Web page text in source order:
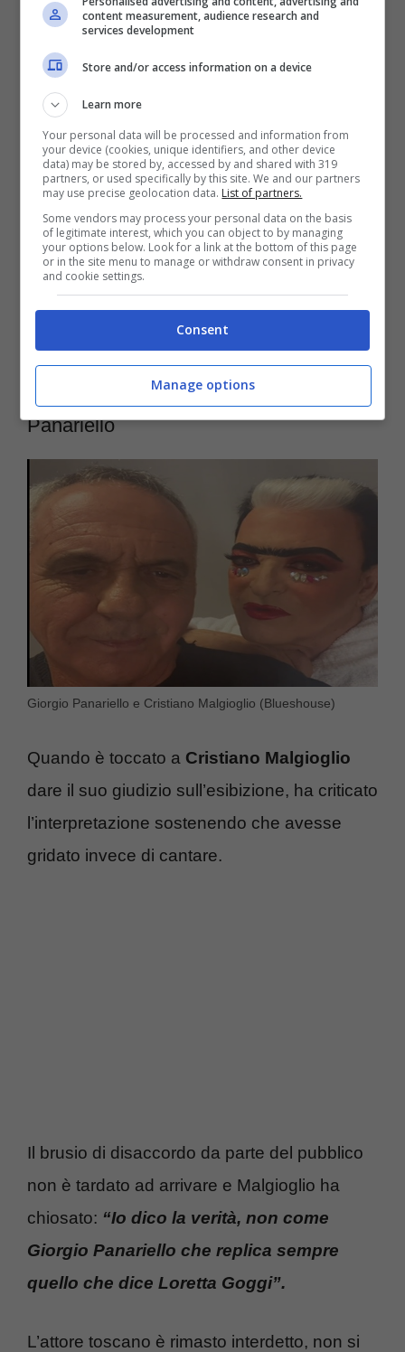
Sono arrivati i complimenti di
Marcuzzi, sorpresa positivamente dal talento
di Alex Belli e della sua voce graffiata su cui
ha lavorato molto in questa settimana, così
come da parte diLoretta Goggi eGiorgio
Panarielloche all’unisono hanno apprezzato
meriterebbe un posto più in alto in classifica.
Cristiano Malgioglio VS Giorgio
Panariello
Giorgio Panariello e Cristiano Malgioglio (Blueshouse)
Quando è toccato a Cristiano Malgioglio
dare il suo giudizio sull’esibizione, ha criticato
l’interpretazione sostenendo che avesse
gridato invece di cantare.
Il brusio di disaccordo da parte del pubblico
non è tardato ad arrivare e Malgioglio ha
chiosato: “Io dico la verità, non come
Giorgio Panariello che replica sempre
quello che dice Loretta Goggi”.
L’attore toscano è rimasto interdetto, non si
content measurement, audience research and
services development
Store and/or access information on a device
Learn more
Your personal data will be processed and information from
your device (cookies, unique identifiers, and other device
data) may be stored by, accessed by and shared with 319
partners, or used specifically by this site. We and our partners
may use precise geolocation data. List of partners.
Some vendors may process your personal data on the basis
of legitimate interest, which you can object to by managing
your options below. Look for a link at the bottom of this page
or in the site menu to manage or withdraw consent in privacy
and cookie settings.
Consent
Manage options